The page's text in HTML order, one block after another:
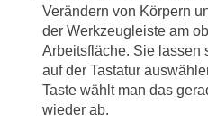
Verändern von Körpern
der Werkzeugleiste am
Arbeitsfläche. Sie lassen
auf der Tastatur
Taste wählt man das
wieder ab.